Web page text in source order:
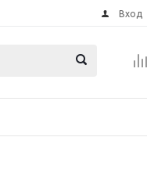
Вход